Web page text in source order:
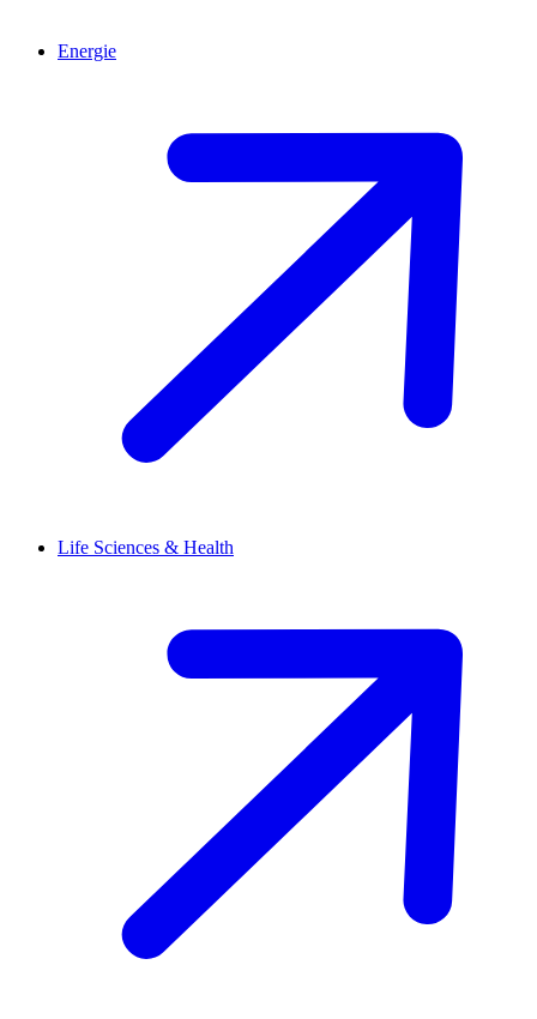
Energie
Life Sciences & Health